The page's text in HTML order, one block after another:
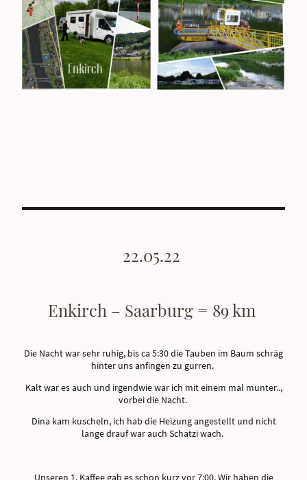
22.05.22
Enkirch – Saarburg = 89 km
Die Nacht war sehr ruhig, bis ca 5:30 die Tauben im Baum schräg
hinter uns anfingen zu gurren.
Kalt war es auch und irgendwie war ich mit einem mal munter..,
vorbei die Nacht.
Dina kam kuscheln, ich hab die Heizung angestellt und nicht
lange drauf war auch Schatzi wach.
Unseren 1. Kaffee gab es schon kurz vor 7:00. Wir haben die